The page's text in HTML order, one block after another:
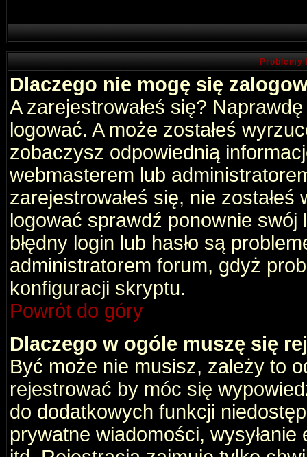
Problemy
Dlaczego nie mogę się
A zarejestrowałeś się?
logować. A może zostałeś
zobaczysz odpowiednią
webmasterem lub
zarejestrowałeś się, nie
logować sprawdź ponownie swój
błędny login lub hasło są
administratorem forum, gdyż
konfiguracji skryptu.
Powrót do góry
Dlaczego w ogóle muszę się
Być może nie musisz, zależy to
rejestrować by móc się
do dodatkowych funkcji
prywatne wiadomości,